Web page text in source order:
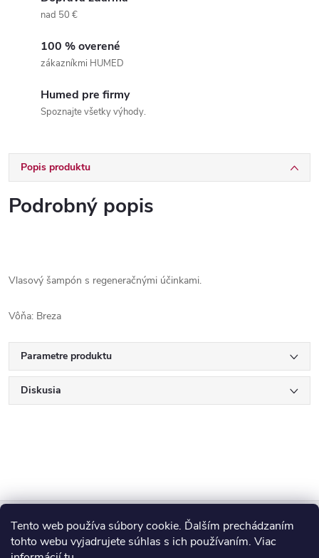
Tento web používa súbory cookie. Ďalším prechádzaním
tohto webu vyjadrujete súhlas s ich používaním. Viac
nad 50 €
100 % overené
zákazníkmi HUMED
Humed pre firmy
Spoznajte všetky výhody.
Popis produktu
Podrobný popis
Vlasový šampón s regeneračnými účinkami.
Vôňa: Breza
Parametre produktu
Diskusia
ZBlog